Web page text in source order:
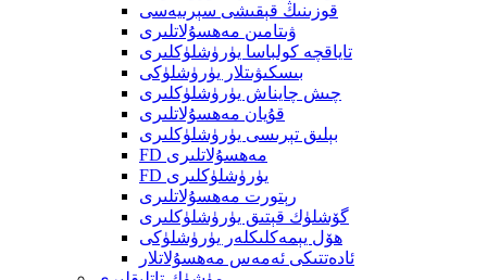
قوزىنىڭ قېقىشى سېرىيەسى
ۋىتامىن مەھسۇلاتلىرى
تاياقچە كولباسا يۈرۈشلۈكلىرى
بىسكىۋىتلار يۈرۈشلۈكى
چىش چايناش يۈرۈشلۈكلىرى
قۇيان مەھسۇلاتلىرى
بېلىق تېرىسى يۈرۈشلۈكلىرى
FD مەھسۇلاتلىرى
FD يۈرۈشلۈكلىرى
رېتورت مەھسۇلاتلىرى
گۆشلۈك قېتىق يۈرۈشلۈكلىرى
ھۆل يېمەكلىكلەر يۈرۈشلۈكى
ئادەتتىكى ئەمەس مەھسۇلاتلار